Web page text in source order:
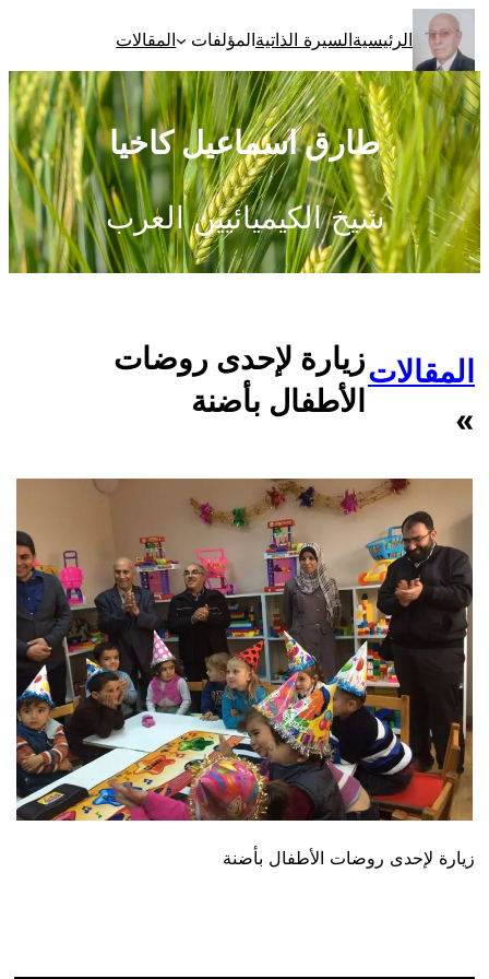
تخطى
إلى
المحتوى
الرئيسيةالسيرة الذاتيةالمؤلفات المقالات
طارق اسماعيل كاخيا
شيخ الكيميائيين العرب
المقالات
»
زيارة لإحدى روضات
الأطفال بأضنة
زيارة لإحدى روضات الأطفال بأضنة